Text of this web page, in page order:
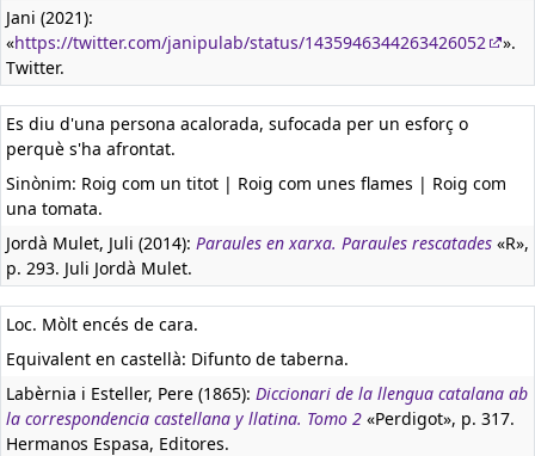
Jani (2021):
«https://twitter.com/janipulab/status/1435946344263426052
».
Twitter.
Es diu d'una persona acalorada, sufocada per un esforç o
perquè s'ha afrontat.
Sinònim: Roig com un titot | Roig com unes flames | Roig com
una tomata.
Jordà Mulet, Juli (2014): Paraules en xarxa. Paraules rescatades «R»,
p. 293. Juli Jordà Mulet.
Loc. Mòlt encés de cara.
Equivalent en castellà: Difunto de taberna.
Labèrnia i Esteller, Pere (1865): Diccionari de la llengua catalana ab
la correspondencia castellana y llatina. Tomo 2 «Perdigot», p. 317.
Hermanos Espasa, Editores.